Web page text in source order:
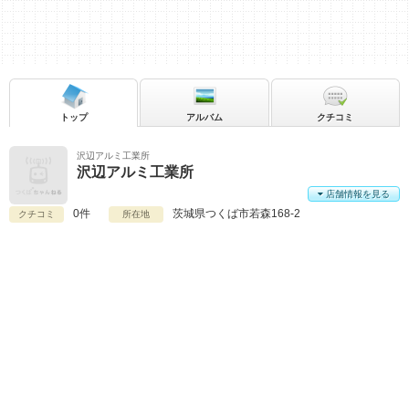
沢辺アルミ工業所
沢辺アルミ工業所
クチコミ 0件 所在地 茨城県つくば市若森168-2
店舗情報を見る
トップ アルバム クチコミ